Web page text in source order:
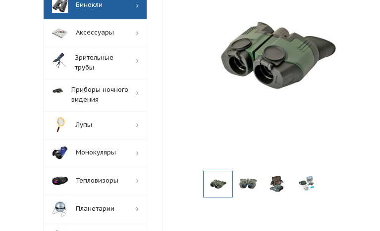
Бинокли
Аксессуары
Зрительные
трубы
Приборы ночного
видения
Лупы
Монокуляры
Тепловизоры
Планетарии